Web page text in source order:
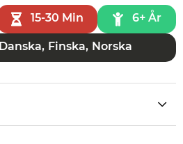
15-30 Min 6+ År
Danska, Finska, Norska